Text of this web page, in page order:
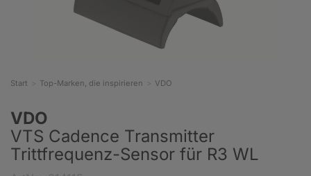
Start Top-Marken, die inspirieren VDO
VDO
VTS Cadence Transmitter
Trittfrequenz-Sensor für R3 WL